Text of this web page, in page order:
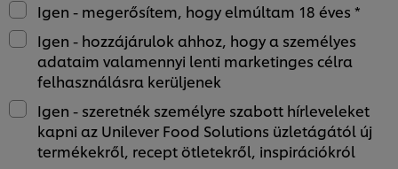
Igen - megerősítem, hogy elmúltam 18 éves *
Igen - hozzájárulok ahhoz, hogy a személyes
adataim valamennyi lenti marketinges célra
felhasználásra kerüljenek
Igen - szeretnék személyre szabott hírleveleket
kapni az Unilever Food Solutions üzletágától új
termékekről, recept ötletekről, inspirációkról